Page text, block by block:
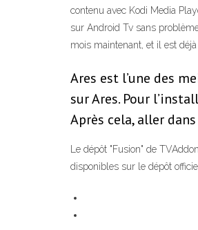
contenu avec Kodi Media
sur Android Tv sans
mois maintenant, et il est déjà
Ares est l’une des
sur Ares. Pour
Après cela, aller
Le dépôt "Fusion" de
disponibles sur le dépôt